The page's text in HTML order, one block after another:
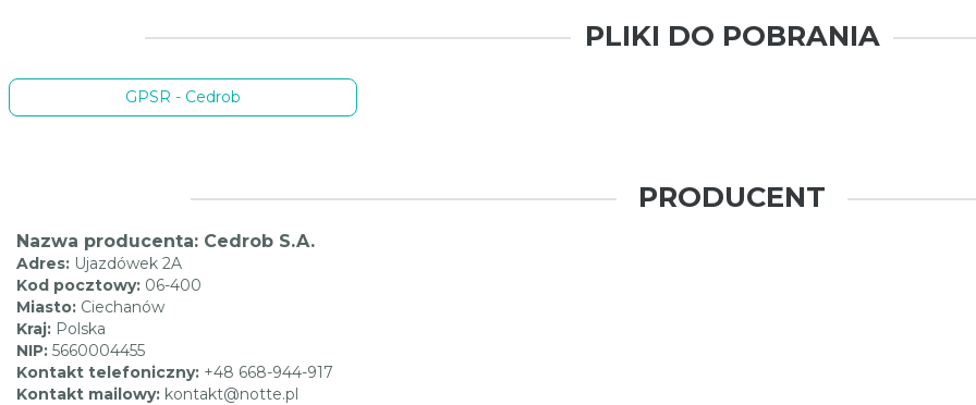
PLIKI DO POBRANIA
GPSR - Cedrob
PRODUCENT
Nazwa producenta: Cedrob S.A.
Adres: Ujazdówek 2A
Kod pocztowy: 06-400
Miasto: Ciechanów
Kraj: Polska
NIP: 5660004455
Kontakt telefoniczny: +48 668-944-917
Kontakt mailowy: kontakt@notte.pl